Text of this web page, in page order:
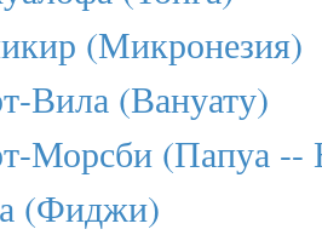
(Микронезия)
Вила (Вануату)
Морсби (Папуа --
(Фиджи)